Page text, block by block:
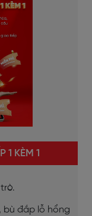
1 KÈM 1
bù đắp lỗ hổng